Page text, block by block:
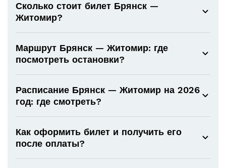
Сколько стоит билет Брянск —
Житомир?
Маршрут Брянск — Житомир: где
посмотреть остановки?
Расписание Брянск — Житомир на 2026
год: где смотреть?
Как оформить билет и получить его
после оплаты?